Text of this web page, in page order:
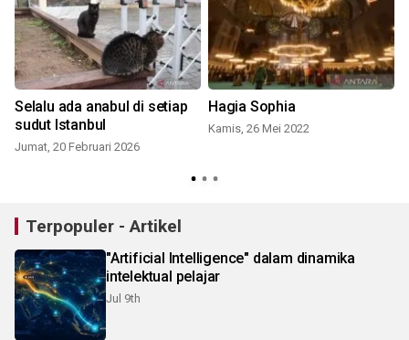
Selalu ada anabul di setiap
sudut Istanbul
Jumat, 20 Februari 2026
Hagia Sophia
Kamis, 26 Mei 2022
Terpopuler - Artikel
"Artificial Intelligence" dalam dinamika
intelektual pelajar
Jul 9th